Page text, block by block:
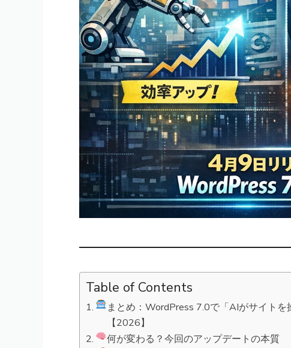
Table of Contents
まとめ：WordPress 7.0で「AIがサイト
【2026】
何が変わる？今回のアップデートの本質